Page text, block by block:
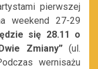
pierwszej
weekend 27-29
się 28.11 o
Zmiany”(ul.
wernisażu